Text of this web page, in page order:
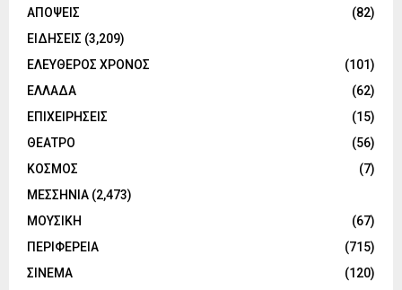
ΑΠΟΨΕΙΣ
(82)
ΕΙΔΗΣΕΙΣ (3,209)
ΕΛΕΥΘΕΡΟΣ ΧΡΟΝΟΣ
(101)
ΕΛΛΑΔΑ
(62)
ΕΠΙΧΕΙΡΗΣΕΙΣ
(15)
ΘΕΑΤΡΟ
(56)
ΚΟΣΜΟΣ
(7)
ΜΕΣΣΗΝΙΑ (2,473)
ΜΟΥΣΙΚΗ
(67)
ΠΕΡΙΦΕΡΕΙΑ
(715)
ΣΙΝΕΜΑ
(120)